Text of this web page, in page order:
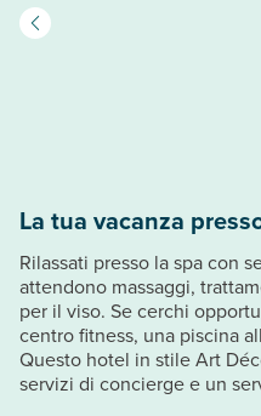
La tua vacanza
Rilassati presso la spa con
attendono massaggi,
per il viso. Se cerchi
centro fitness, una piscina
Questo hotel in stile Art
servizi di concierge e un